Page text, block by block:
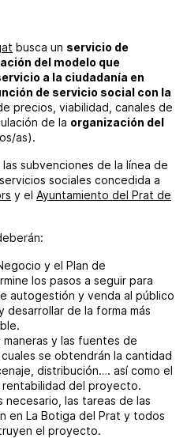
busca un servicio de
del modelo que
a la ciudadanía en
de servicio social con la
precios, viabilidad, canales de
de la organización del
as).
subvenciones de la línea de
sociales concedida a
y el Ayuntamiento del Prat de
y el Plan de
los pasos a seguir para
autogestión y venda al público
desarrollar de la forma más
y las fuentes de
se obtendrán la cantidad
distribución…. así como el
del proyecto.
necesario, las tareas de las
en La Botiga del Prat y todos
el proyecto.